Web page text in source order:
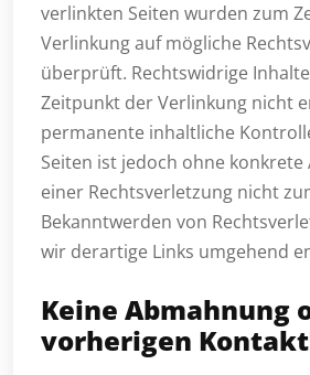
verlinkten Seiten wurden zum
Verlinkung auf mögliche
überprüft. Rechtswidrige
Zeitpunkt der Verlinkung nicht
permanente inhaltliche
Seiten ist jedoch ohne
einer Rechtsverletzung nicht
Bekanntwerden von
wir derartige Links umgehend
Keine Abmahnung
vorherigen